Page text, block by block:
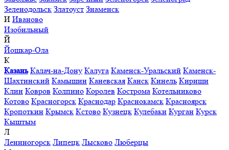
Зеленодольск Златоуст Знаменск
И Иваново
Изобильный
Й
Йошкар-Ола
К
Казань Калач-на-Дону Калуга Каменск-Уральский Каменск-
Шахтинский Камышин Каневская Канск Кинель Кириши
Клин Ковров Колпино Королев Кострома Котельниково
Котово Красногорск Краснодар Краснокамск Красноярск
Кропоткин Крымск Кстово Кузнецк Кулебаки Курган Курск
Кыштым
Л
Лениногорск Липецк Лысково Люберцы